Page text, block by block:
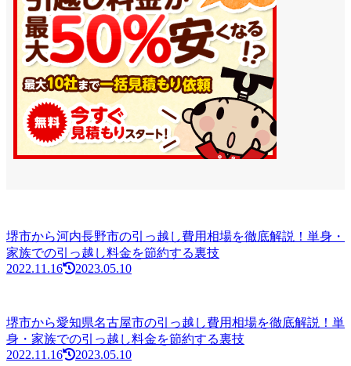
堺市から河内長野市の引っ越し費用相場を徹底解説！単身・
家族での引っ越し料金を節約する裏技
2022.11.16
2023.05.10
堺市から愛知県名古屋市の引っ越し費用相場を徹底解説！単
身・家族での引っ越し料金を節約する裏技
2022.11.16
2023.05.10